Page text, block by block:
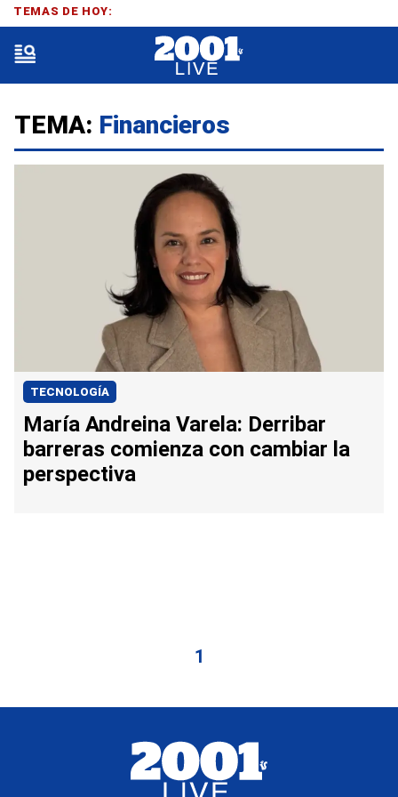
TEMA: Financieros
TECNOLOGÍA
María Andreina Varela: Derribar
barreras comienza con cambiar la
perspectiva
1
TEMAS DE HOY: